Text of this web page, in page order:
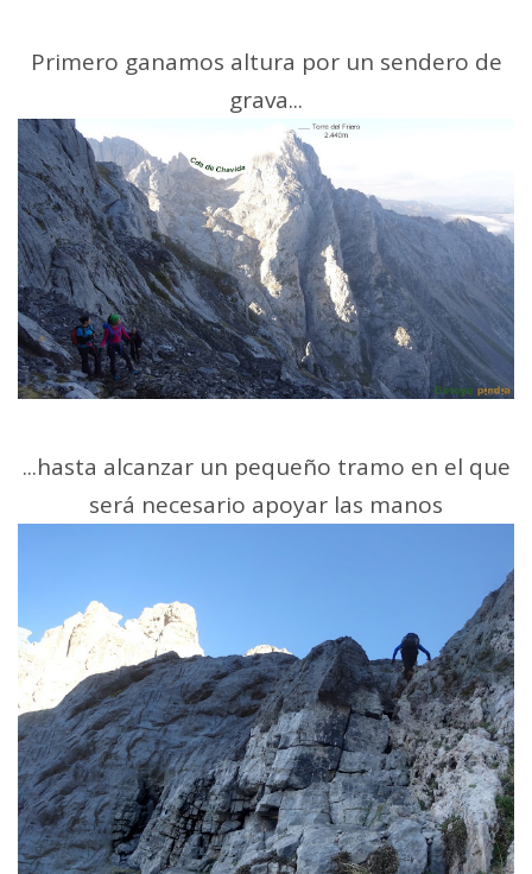
Primero ganamos altura por un sendero de
grava...
...hasta alcanzar un pequeño tramo en el que
será necesario apoyar las manos